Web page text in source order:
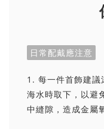
日常配戴應注意
1. 每一件首飾建議
海水時取下，以避
中縫隙，造成金屬